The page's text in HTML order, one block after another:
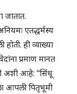
जातात.
एतद्धर्मस्य
ही व्याख्या
प्रमाण मानत
अशी आहे: “सिंधू
आपली पितृभूमी